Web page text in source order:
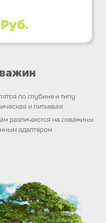
по глубине и типу
и питьевая.
различаются на скважины
адаптером.